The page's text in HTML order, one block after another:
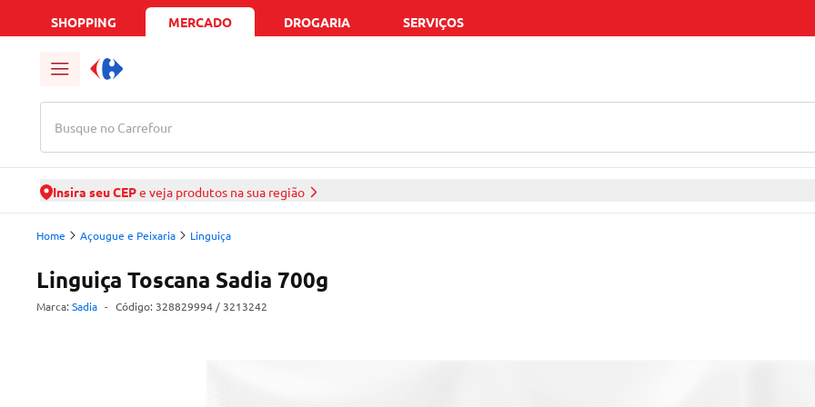
SHOPPING MERCADO DROGARIA SERVIÇOS
Busque no Carrefour
Insira seu CEPe veja produtos na sua região
Home Açougue e Peixaria Linguiça
Linguiça Toscana Sadia 700g
Marca: Sadia - Código: 328829994 / 3213242